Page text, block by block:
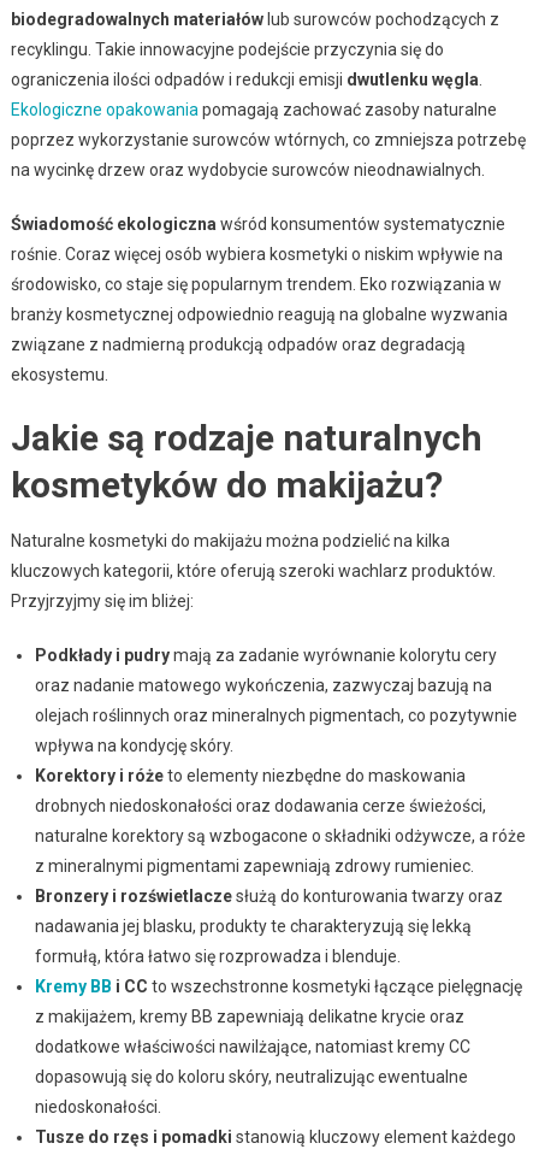
biodegradowalnych materiałówlub surowców pochodzących z
recyklingu. Takie innowacyjne podejście przyczynia się do
ograniczenia ilości odpadów i redukcji emisji dwutlenku węgla
Ekologiczne opakowania pomagają zachować zasoby naturalne
poprzez wykorzystanie surowców wtórnych, co zmniejsza potrzebę
na wycinkę drzew oraz wydobycie surowców nieodnawialnych.
Świadomość ekologiczna wśród konsumentów systematycznie
rośnie. Coraz więcej osób wybiera kosmetyki o niskim wpływie na
środowisko, co staje się popularnym trendem. Eko rozwiązania w
branży kosmetycznej odpowiednio reagują na globalne wyzwania
związane z nadmierną produkcją odpadów oraz degradacją
ekosystemu.
Jakie są rodzaje naturalnych
kosmetyków do makijażu?
Naturalne kosmetyki do makijażu można podzielić na kilka
kluczowych kategorii, które oferują szeroki wachlarz produktów.
Przyjrzyjmy się im bliżej:
Podkłady i pudrymają za zadanie wyrównanie kolorytu cery
oraz nadanie matowego wykończenia, zazwyczaj bazują na
olejach roślinnych oraz mineralnych pigmentach, co pozytywnie
wpływa na kondycję skóry.
Korektory i różeto elementy niezbędne do maskowania
drobnych niedoskonałości oraz dodawania cerze świeżości,
naturalne korektory są wzbogacone o składniki odżywcze, a róże
z mineralnymi pigmentami zapewniają zdrowy rumieniec.
Bronzery i rozświetlaczesłużą do konturowania twarzy oraz
nadawania jej blasku, produkty te charakteryzują się lekką
formułą, która łatwo się rozprowadza i blenduje.
Kremy BB i CC to wszechstronne kosmetyki łączące pielęgnację
z makijażem, kremy BB zapewniają delikatne krycie oraz
dodatkowe właściwości nawilżające, natomiast kremy CC
dopasowują się do koloru skóry, neutralizując ewentualne
niedoskonałości.
Tusze do rzęs i pomadki stanowią kluczowy element każdego